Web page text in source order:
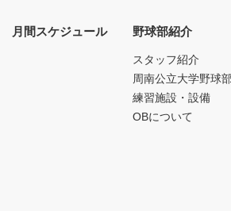
月間スケジュール 野球部紹介
スタッフ紹介
周南公立大学野球
練習施設・設備
OBについて